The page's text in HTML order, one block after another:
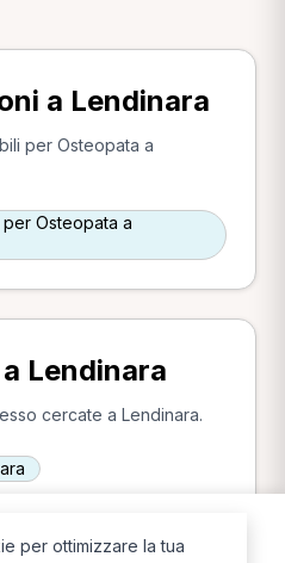
a Lendinara
per Osteopata a
Osteopata a
Lendinara
cercate a Lendinara.
per ottimizzare la tua